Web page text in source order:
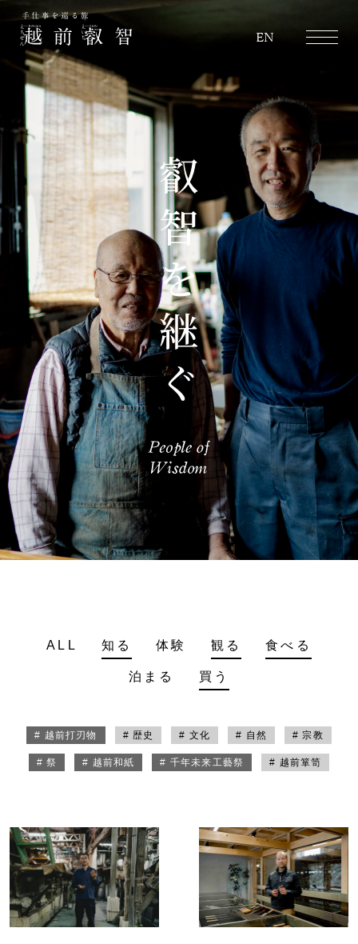
EN
ALL 知る 体験 観る 食べる
泊まる 買う
# 越前打刃物 # 歴史 # 文化 # 自然 # 宗教
# 祭 # 越前和紙 # 千年未来工藝祭 # 越前箪笥